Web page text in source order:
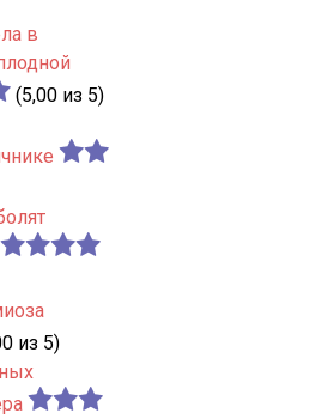
в
(5,00 из 5)
из 5)